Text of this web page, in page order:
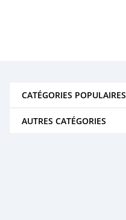
CATÉGORIES POPULAIRES
AUTRES CATÉGORIES